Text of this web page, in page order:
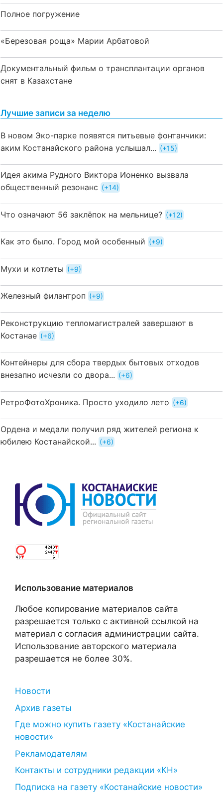
Полное погружение
«Березовая роща» Марии Арбатовой
Документальный фильм о трансплантации органов
снят в Казахстане
Лучшие записи за неделю
В новом Эко-парке появятся питьевые фонтанчики:
аким Костанайского района услышал...
+15
Идея акима Рудного Виктора Ионенко вызвала
общественный резонанс
+14
Что означают 56 заклёпок на мельнице? +12
Как это было. Город мой особенный +9
Мухи и котлеты +9
Железный филантроп +9
Реконструкцию тепломагистралей завершают в
Костанае
+6
Контейнеры для сбора твердых бытовых отходов
внезапно исчезли со двора...
+6
РетроФотоХроника. Просто уходило лето +6
Ордена и медали получил ряд жителей региона к
юбилею Костанайской...
+6
Использование материалов
Любое копирование материалов сайта
разрешается только с активной ссылкой на
материал с согласия администрации сайта.
Использование авторского материала
разрешается не более 30%.
Новости
Архив газеты
Где можно купить газету «Костанайские
новости»
Рекламодателям
Контакты и сотрудники редакции «КН»
Подписка на газету «Костанайские новости»